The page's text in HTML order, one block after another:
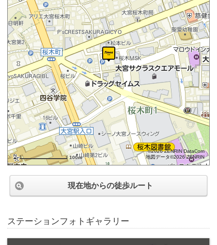
100m
©2026 ZENRIN DataCom
地図データ©2026 ZENRIN
現在地からの徒歩ルート
ステーションフォトギャラリー